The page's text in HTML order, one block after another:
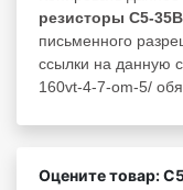
резисторы С5-
письменного
ссылки на данную
160vt-4-7-om-5/
Оцените товар: